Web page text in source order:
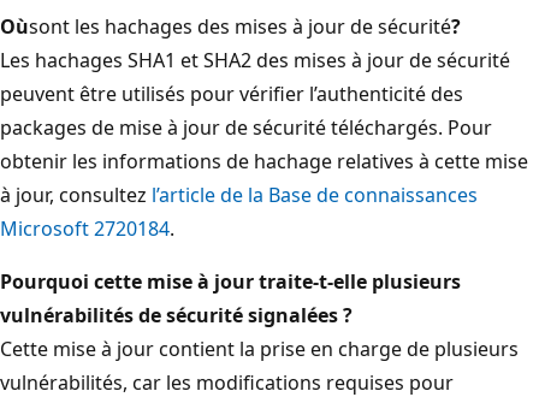
Oùsont les hachages des mises à jour de sécurité?
Les hachages SHA1 et SHA2 des mises à jour de sécurité
peuvent être utilisés pour vérifier l’authenticité des
packages de mise à jour de sécurité téléchargés. Pour
obtenir les informations de hachage relatives à cette mise
à jour, consultez l’article de la Base de connaissances
Microsoft 2720184.
Pourquoi cette mise à jour traite-t-elle plusieurs
vulnérabilités de sécurité signalées ?
Cette mise à jour contient la prise en charge de plusieurs
vulnérabilités, car les modifications requises pour